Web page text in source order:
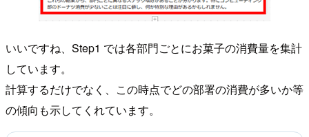
いいですね、Step1 では各部門ごとにお菓子の消費量を集計
しています。
計算するだけでなく、この時点でどの部署の消費が多いか等
の傾向も示してくれています。